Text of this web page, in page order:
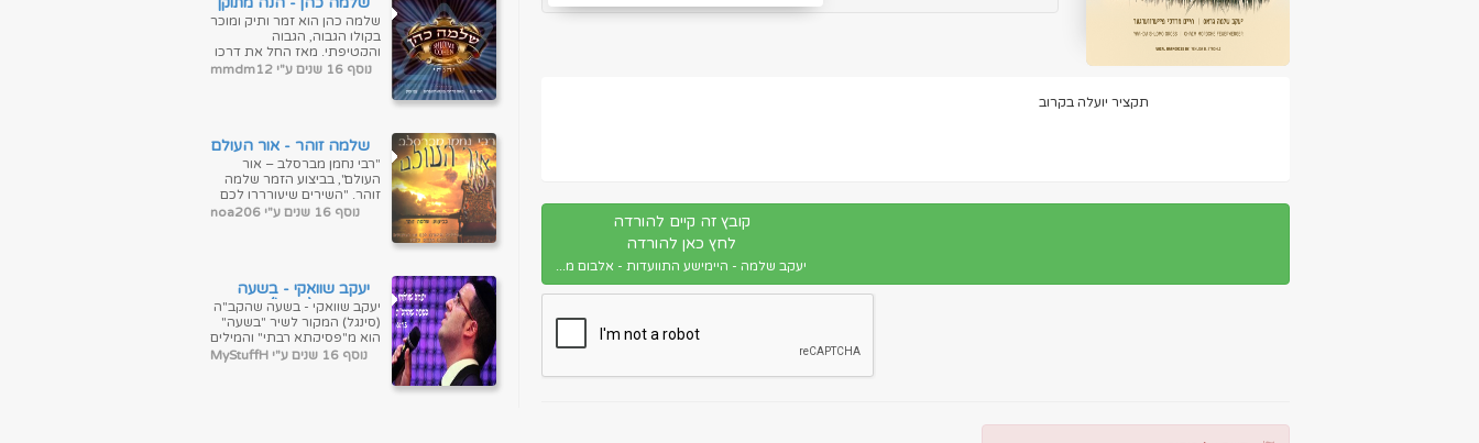
תקציר יועלה בקרוב
קובץ זה קיים להורדה
לחץ כאן להורדה
יעקב שלמה - היימישע התוועדות - אלבום מ...
שלמה כהן הוא זמר ותיק ומוכר
בקולו הגבוה, הגבוה
והקטיפתי. מאז החל את דרכו
בשיר 'מכניסי רחמים' הצד
נוסף 16 שנים ע"י mmdm12
שלמה זוהר - אור העולם
"רבי נחמן מברסלב – אור
העולם", בביצוע הזמר שלמה
זוהר. "השירים שיעורררו לכם
את הגעגועים לרבנו הקדוש
נוסף 16 שנים ע"י noa206
יעקב שוואקי - בשעה
שהקבה (סינגל)
יעקב שוואקי - בשעה שהקב"ה
(סינגל) המקור לשיר "בשעה"
הוא מ"פסיקתא רבתי" והמילים
הן:"בÌÀשÑÈעÈה שהקב"ה
נוסף 16 שנים ע"י MyStuffH